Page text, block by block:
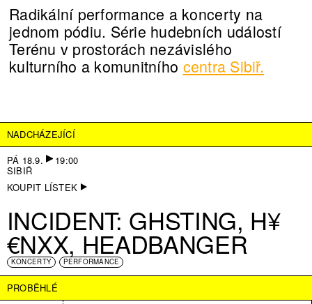
Radikální performance a koncerty na
jednom pódiu. Série hudebních událostí
Terénu v prostorách nezávislého
kulturního a komunitního centra Sibiř.
NADCHÁZEJÍCÍ
PÁ 18.9.
19:00
SIBIŘ
KOUPIT LÍSTEK
INCIDENT: GHSTING, H¥
€NXX, HEADBANGER
KONCERTY PERFORMANCE
PROBĚHLÉ